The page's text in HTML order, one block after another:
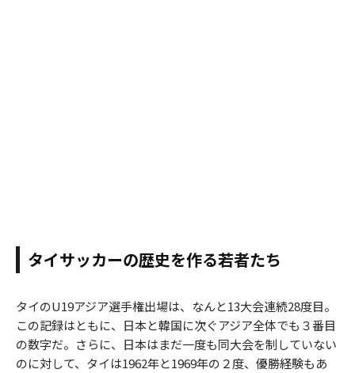
タイサッカーの歴史を作る若者たち
タイのU19アジア選手権出場は、なんと13大会連続28度目。
この記録はともに、日本と韓国に次ぐアジア全体でも３番目
の数字だ。さらに、日本はまだ一度も同大会を制していない
のに対して、タイは1962年と1969年の２度、優勝経験もあ